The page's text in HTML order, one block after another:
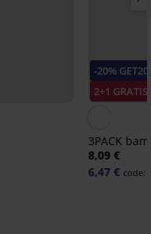
-20% GET20
2+1 GRATIS
3PACK
8,09 €
6,47 € code: